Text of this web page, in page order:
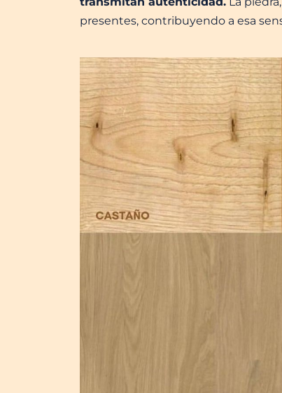
presentes, contribuyendo a esa